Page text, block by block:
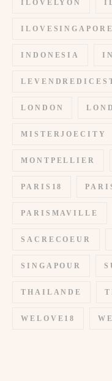
ILOVELYON
ILOVESINGAPORE
INDONESIA
LONDON
MISTERJOECITY
MONTPELLIER
PARIS18
PARISMAVILLE
SACRECOEUR
SINGAPOUR
THAILANDE
WELOVE18